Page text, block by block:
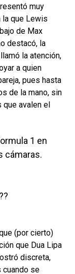
muy
la que Lewis
de Max
destacó, la
la atención,
a quien
pues hasta
de la mano, sin
avalen el
1 en
cámaras.
(por cierto)
que Dua Lipa
discreta,
cuando se